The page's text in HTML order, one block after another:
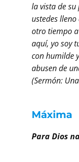
la vista de
ustedes
otro tiempo
aquí, yo soy
con humilde
abusen de
(Sermón:
Máxima
Para Dios